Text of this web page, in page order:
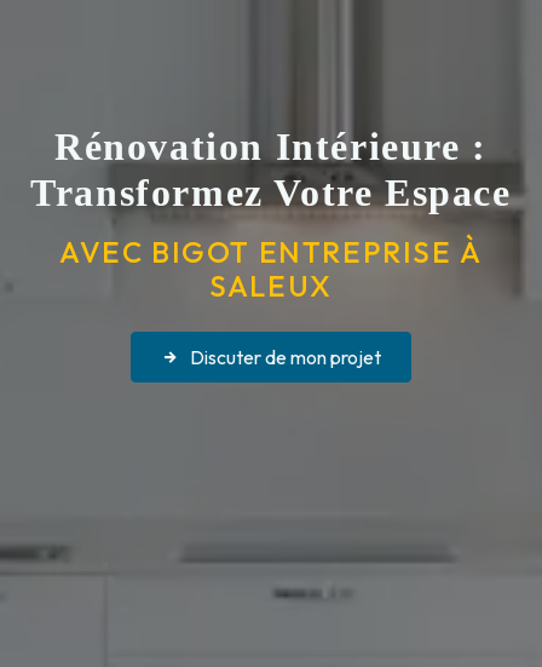
Rénovation Intérieure :
Transformez Votre Espace
AVEC BIGOT ENTREPRISE À
SALEUX
Discuter de mon projet